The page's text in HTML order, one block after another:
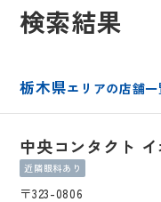
検索結果
栃木県エリアの店舗一
中央コンタクト
近隣眼科あり
〒323-0806